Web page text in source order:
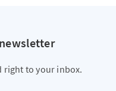
right to your inbox.